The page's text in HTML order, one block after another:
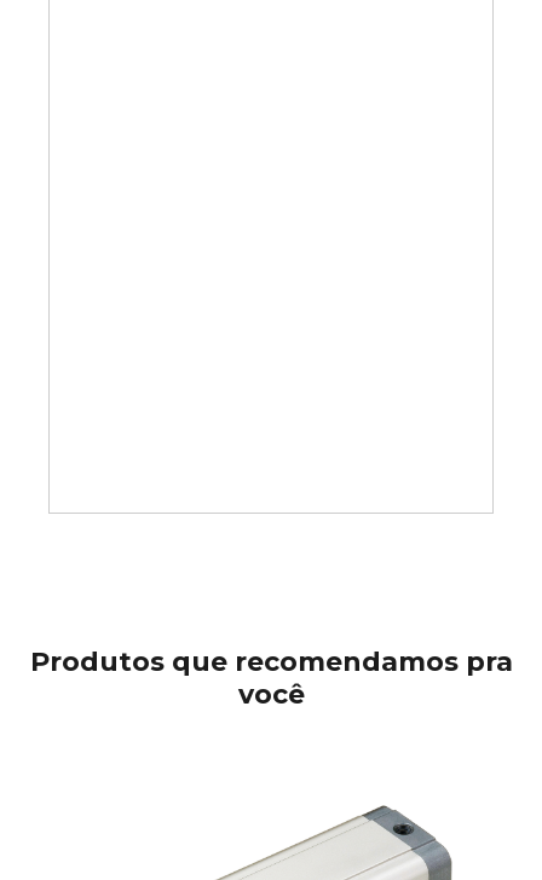
Produtos que recomendamos pra
você